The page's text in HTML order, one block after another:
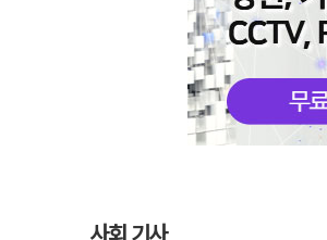
사회 기사